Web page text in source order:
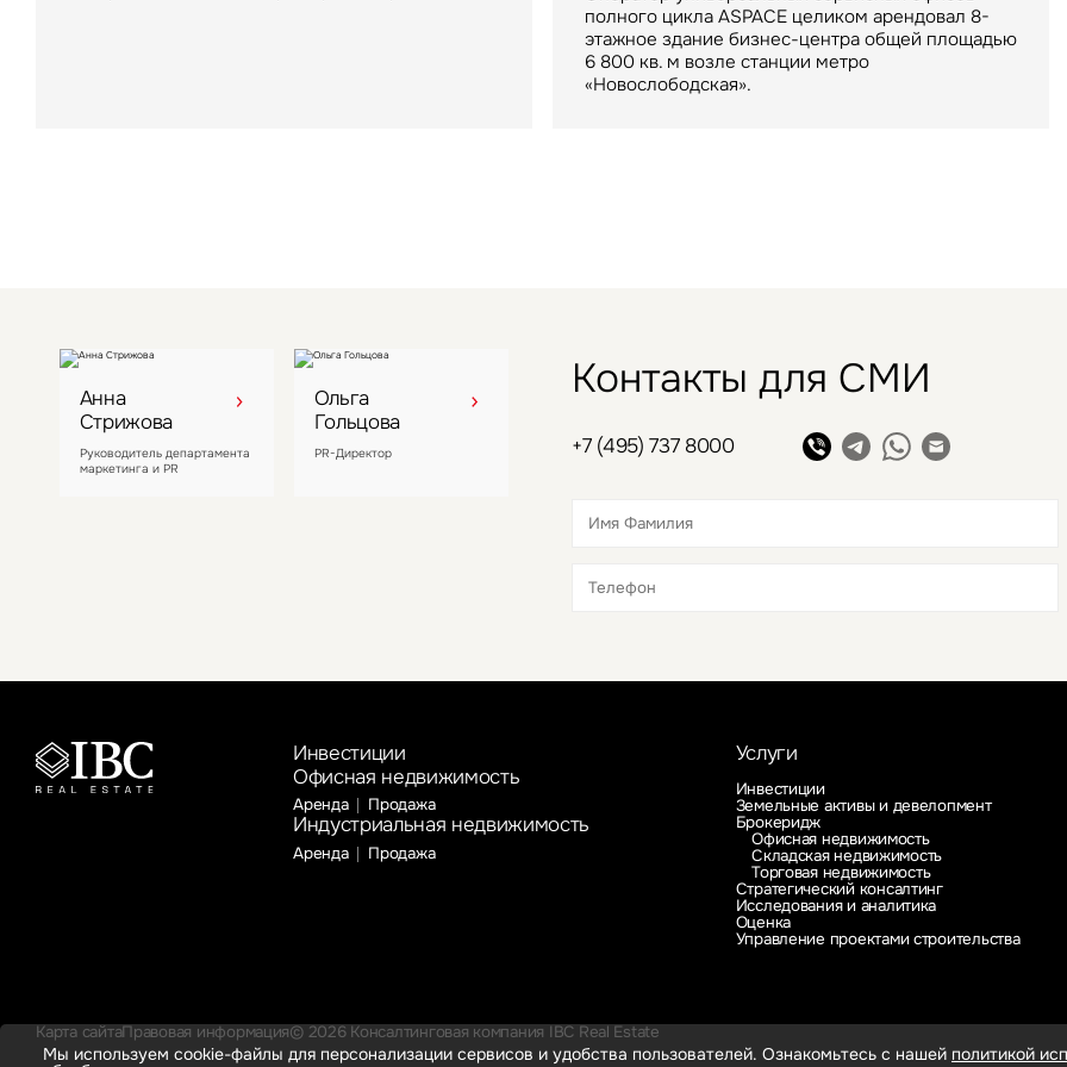
полного цикла ASPACE целиком арендовал 8-
этажное здание бизнес-центра общей площадью
6 800 кв. м возле станции метро
«Новослободская».
Крупнейший российский маркетплейс стал
арендатором склада в индустриальном парке
«РУСИЧ Холмогоры» на северо-востоке Москвы
ТРЦ "Метрополис" общей площадью 205 тыс. кв.
м. был построен девелопером Capital Partners
в 2009 году
Анна
Стрижова
Руководитель департамента
маркетинга и PR
Ольга
Гольцова
PR-Директор
Контакты для СМИ
+7 (495) 737 8000
Инвестиции
Офисная недвижимость
Аренда Продажа
Индустриальная недвижимость
Аренда Продажа
Услуги
Инвестиции
Земельные активы и девелопмент
Брокеридж
Офисная недвижимость
Складская недвижимость
Торговая недвижимость
Стратегический консалтинг
Исследования и аналитика
Оценка
Управление проектами строительства
Карта сайтаПравовая информация© 2026 Консалтинговая компания IBC Real Estate
Мы используем cookie-файлы для персонализации сервисов и удобства пользователей. Ознакомьтесь с нашей политикой